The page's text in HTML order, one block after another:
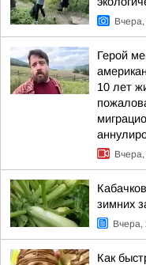
Герой
10 лет
зимних
Вчера,
Как